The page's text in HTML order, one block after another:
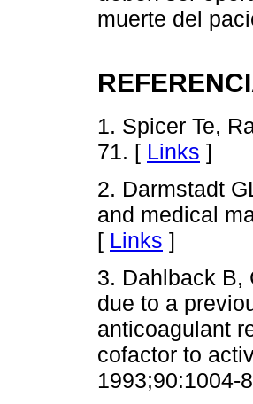
muerte del
1. Spicer Te,
71. [ Links ]
2. Darmstadt
and medical
[ Links ]
3. Dahlback B,
due to a
anticoagulant
cofactor to
1993;90:1004-